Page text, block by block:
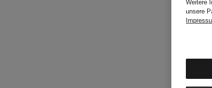
Weitere
unsere